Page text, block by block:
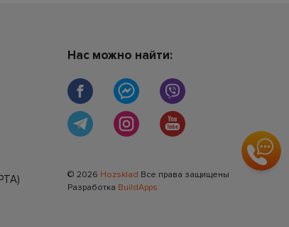
Нас можно найти:
© 2026 Hozsklad Все права защищены
Разработка BuildApps